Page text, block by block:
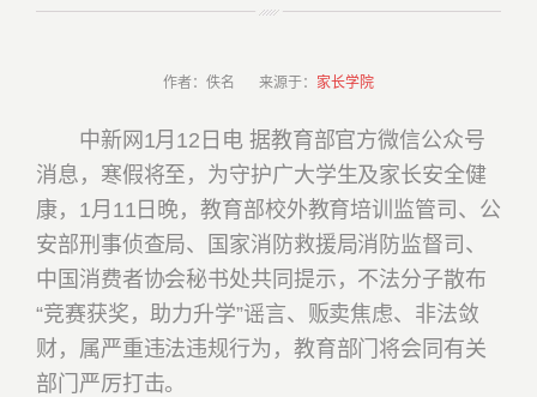
作者：佚名 来源于： 家长学院
中新网1月12日电 据教育部官方微信公众号
消息，寒假将至，为守护广大学生及家长安全健
康，1月11日晚，教育部校外教育培训监管司、公
安部刑事侦查局、国家消防救援局消防监督司、
中国消费者协会秘书处共同提示，不法分子散布
“竞赛获奖，助力升学”谣言、贩卖焦虑、非法敛
财，属严重违法违规行为，教育部门将会同有关
部门严厉打击。